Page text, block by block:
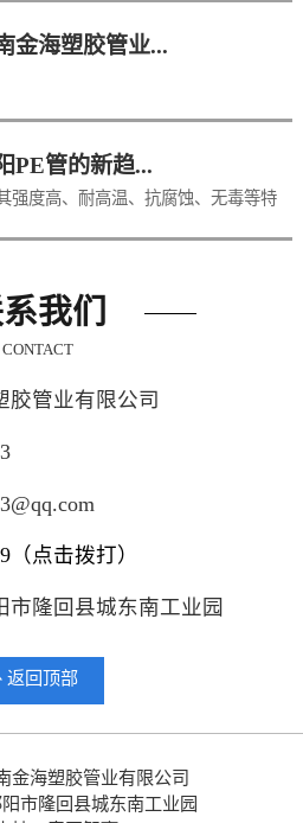
金海塑胶管业...
PE管的新趋...
强度高、耐高温、抗腐蚀、无毒等特
我们
CONTACT
胶管业有限公司
（点击拨打）
市隆回县城东南工业园
返回顶部
金海塑胶管业有限公司
市隆回县城东南工业园